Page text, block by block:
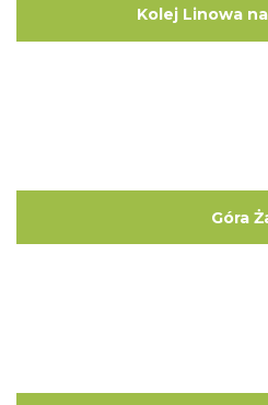
Kolej Linowa
Góra